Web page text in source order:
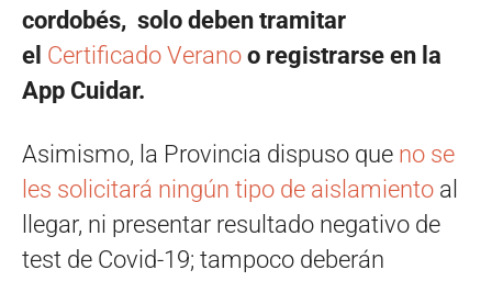
cordobés, solo deben tramitar
el Certificado Verano o registrarse en la
App Cuidar.
Asimismo, la Provincia dispuso que no se
les solicitará ningún tipo de aislamiento al
llegar, ni presentar resultado negativo de
test de Covid-19; tampoco deberán